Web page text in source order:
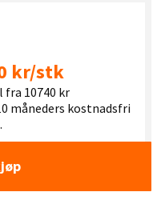
kr/stk
10740 kr
måneders kostnadsfri